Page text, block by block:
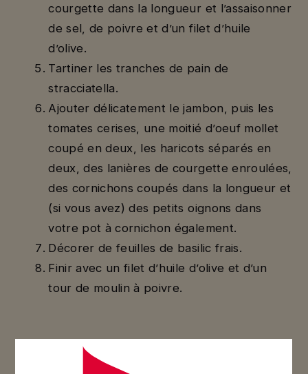
courgette dans la longueur et l’assaisonner
de sel, de poivre et d’un filet d’huile
d’olive.
Tartiner les tranches de pain de
stracciatella.
Ajouter délicatement le jambon, puis les
tomates cerises, une moitié d’oeuf mollet
coupé en deux, les haricots séparés en
deux, des lanières de courgette enroulées,
des cornichons coupés dans la longueur et
(si vous avez) des petits oignons dans
votre pot à cornichon également.
Décorer de feuilles de basilic frais.
Finir avec un filet d’huile d’olive et d’un
tour de moulin à poivre.